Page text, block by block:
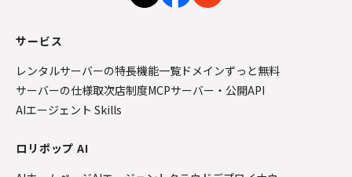
サービス
レンタルサーバーの特長機能一覧 ドメインずっと無料
サーバーの仕様取次店制度MCPサーバー・公開API
AIエージェント Skills
ロリポップ AI